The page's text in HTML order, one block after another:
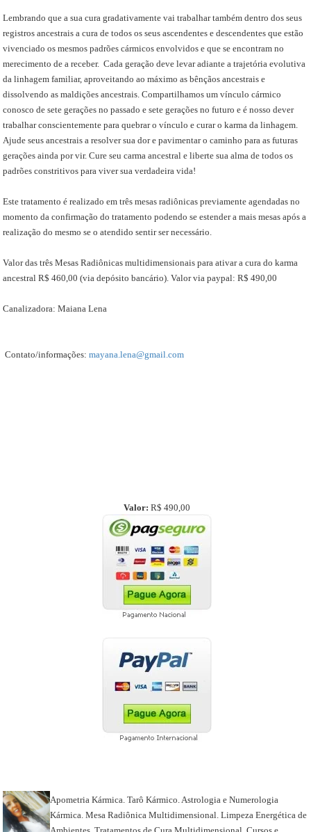
Lembrando que a sua cura gradativamente vai trabalhar também dentro dos seus
registros ancestrais a cura de todos os seus ascendentes e descendentes que estão
vivenciado os mesmos padrões cármicos envolvidos e que se encontram no
merecimento de a receber. Cada geração deve levar adiante a trajetória evolutiva
da linhagem familiar, aproveitando ao máximo as bênçãos ancestrais e
dissolvendo as maldições ancestrais. Compartilhamos um vínculo cármico
conosco de sete gerações no passado e sete gerações no futuro e é nosso dever
trabalhar conscientemente para quebrar o vínculo e curar o karma da linhagem.
Ajude seus ancestrais a resolver sua dor e pavimentar o caminho para as futuras
gerações ainda por vir. Cure seu carma ancestral e liberte sua alma de todos os
padrões constritivos para viver sua verdadeira vida!
Este tratamento é realizado em três mesas radiônicas previamente agendadas no
momento da confirmação do tratamento podendo se estender a mais mesas após a
realização do mesmo se o atendido sentir ser necessário.
Valor das três Mesas Radiônicas multidimensionais para ativar a cura do karma
ancestral R$ 460,00 (via depósito bancário). Valor via paypal: R$ 490,00
Canalizadora: Maiana Lena
Contato/informações: mayana.lena@gmail.com
Valor: R$ 490,00
Apometria Kármica. Tarô Kármico. Astrologia e Numerologia
Kármica. Mesa Radiônica Multidimensional. Limpeza Energética de